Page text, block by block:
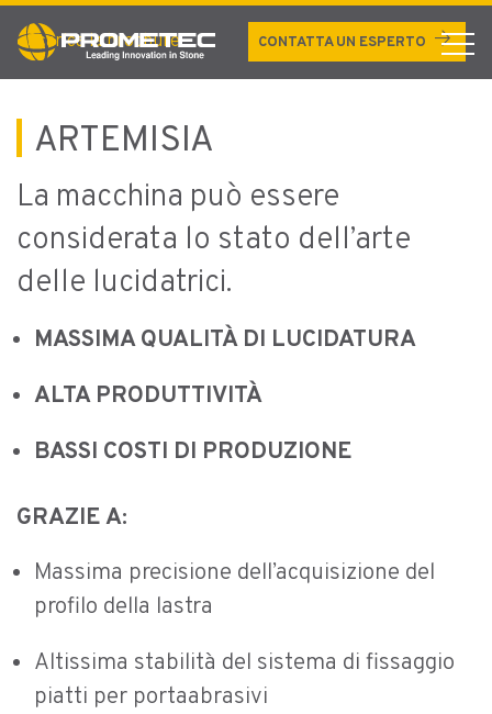
LUCIDATURA LASTRE PER
LA PIETRA NATURALE E
ARTIFICIALE
Scarica la brochure CONTATTA UN ESPERTO arrow_forward
ARTEMISIA
La macchina può essere
considerata lo stato dell’arte
delle lucidatrici.
MASSIMA QUALITÀ DI LUCIDATURA
ALTA PRODUTTIVITÀ
BASSI COSTI DI PRODUZIONE
GRAZIE A:
Massima precisione dell’acquisizione del
profilo della lastra
Altissima stabilità del sistema di fissaggio
piatti per portaabrasivi